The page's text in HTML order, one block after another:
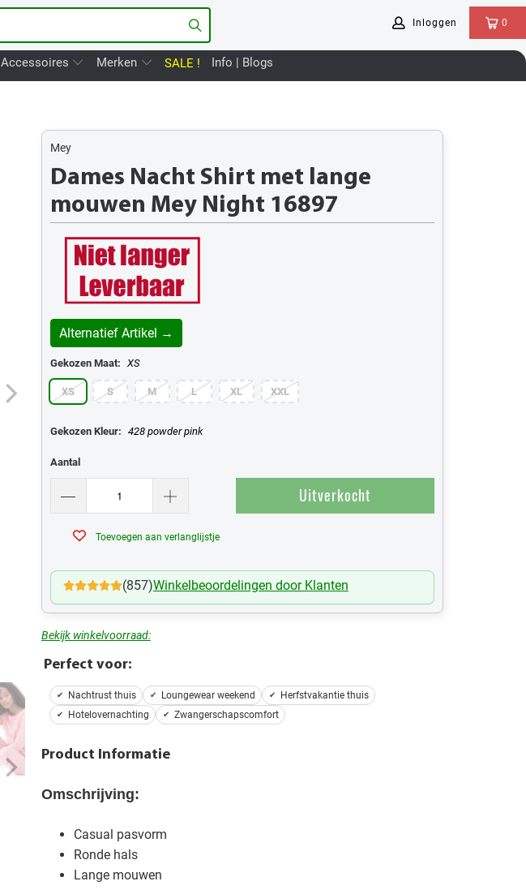
0
Inloggen
Accessoires Merken SALE ! Info | Blogs
Mey
Dames Nacht Shirt met lange
mouwen Mey Night 16897
Alternatief Artikel →
Gekozen Maat: XS
XS S M L XL XXL
Gekozen Kleur: 428 powder pink
Aantal
Uitverkocht
Toevoegen aan verlanglijstje
(857)Winkelbeoordelingen door Klanten
Bekijk winkelvoorraad:
Perfect voor:
Nachtrust thuis Loungewear weekend
Herfstvakantie thuis
Hotelovernachting
Zwangerschapscomfort
Product Informatie
Omschrijving:
Casual pasvorm
Ronde hals
Lange mouwen